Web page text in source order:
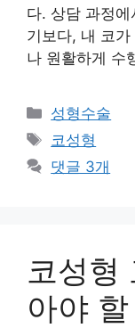
다. 상담 과정
기보다, 내 코
나 원활하게 수
카
테
리
성형수술
태
그
코성형
댓글 3개
코성형
아야